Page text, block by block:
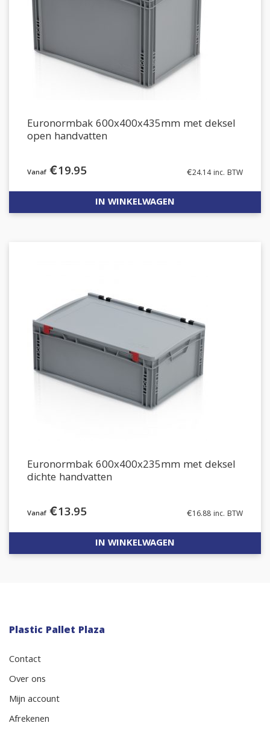
Euronormbak 600x400x435mm met deksel
open handvatten
€19.95 €24.14inc. BTW
IN WINKELWAGEN
Euronormbak 600x400x235mm met deksel
dichte handvatten
€13.95 €16.88 inc. BTW
IN WINKELWAGEN
Plastic Pallet Plaza
Contact
Over ons
Mijn account
Afrekenen